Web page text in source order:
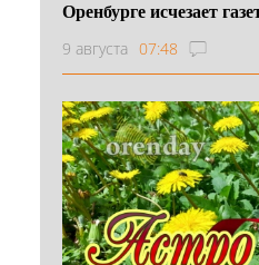
Оренбурге исчезает
9 августа 07:48